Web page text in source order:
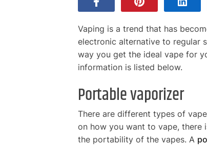
Vaping is a trend that has
electronic alternative to regular
way you get the ideal vape for
information is listed below.
Portable vaporizer
There are different types of
on how you want to vape, there
the portability of the vapes. A